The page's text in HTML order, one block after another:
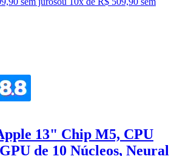
13" Chip M5, CPU
de 10 Núcleos, Neural